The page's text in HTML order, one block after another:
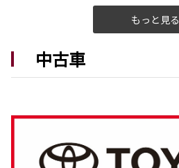
新型ハイラックス発表
街中でも、旅先でも、このクルマがあなたの居
もっと見る
中古車